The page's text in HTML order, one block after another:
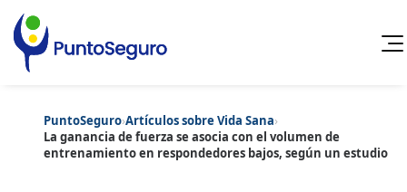
Cancelar
PuntoSeguro›Artículos sobre Vida Sana›
La ganancia de fuerza se asocia con el volumen de
entrenamiento en respondedores bajos, según un estudio